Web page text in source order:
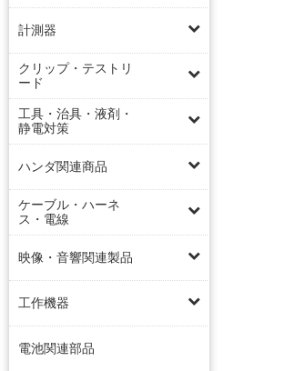
計測器
クリップ・テストリ
ード
工具・治具・液剤・
静電対策
ハンダ関連商品
ケーブル・ハーネ
ス・電線
映像・音響関連製品
工作機器
電池関連部品